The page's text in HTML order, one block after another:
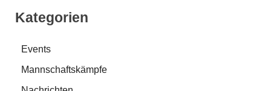
Kategorien
Events
Mannschaftskämpfe